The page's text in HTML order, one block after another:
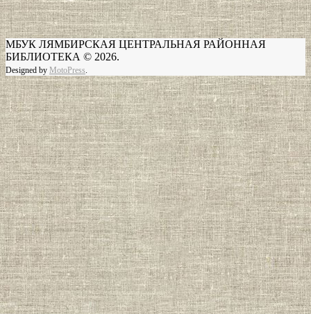
МБУК ЛЯМБИРСКАЯ ЦЕНТРАЛЬНАЯ РАЙОННАЯ
БИБЛИОТЕКА © 2026.
Designed by MotoPress.